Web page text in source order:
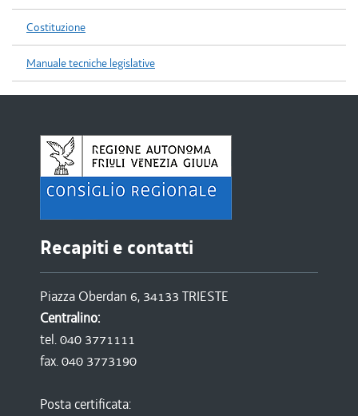
Costituzione
Manuale tecniche legislative
Recapiti e contatti
Piazza Oberdan 6, 34133 TRIESTE
Centralino:
tel. 040 3771111
fax. 040 3773190
Posta certificata: